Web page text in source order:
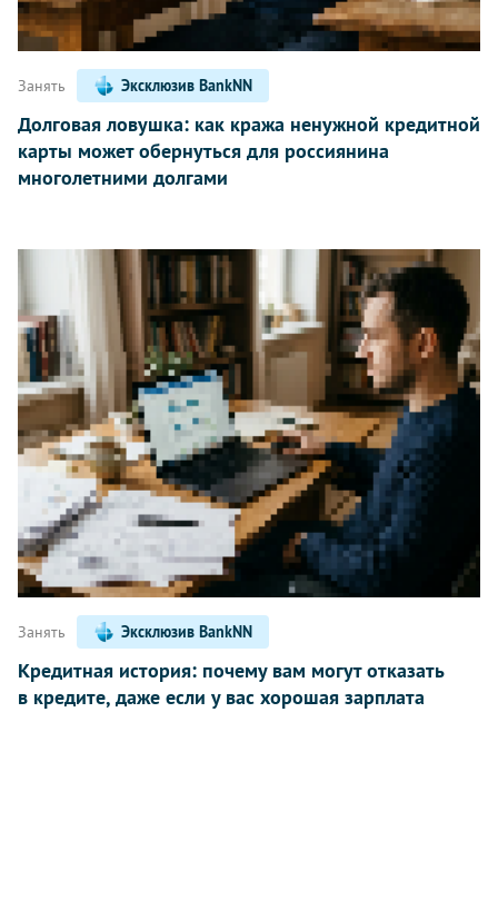
Занять Эксклюзив BankNN
Долговая ловушка: как кража ненужной кредитной
карты может обернуться для россиянина
многолетними долгами
Занять Эксклюзив BankNN
Кредитная история: почему вам могут отказать
в кредите, даже если у вас хорошая зарплата